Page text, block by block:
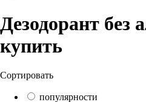
Дезодорант без
купить
Сортировать
популярности